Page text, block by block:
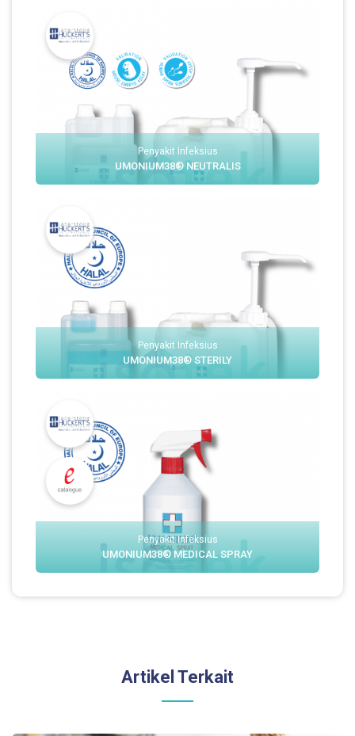
Penyakit Infeksius
UMONIUM38® NEUTRALIS
Penyakit Infeksius
UMONIUM38® STERILY
Penyakit Infeksius
UMONIUM38® MEDICAL SPRAY
Artikel Terkait